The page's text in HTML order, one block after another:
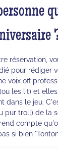
réservation,
pour rédiger
voix off
les lit) et
dans le jeu.
pur troll) de la
compte
si bien